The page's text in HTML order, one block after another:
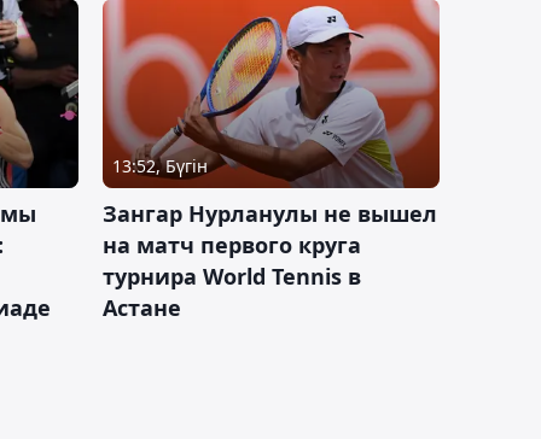
мы
13:52, Бүгін
Зангар Нурланулы не вышел
на матч первого круга
турнира World Tennis в
Астане